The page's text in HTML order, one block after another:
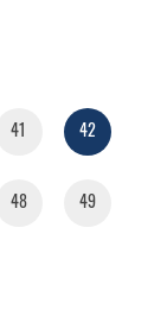
41 42
48 49